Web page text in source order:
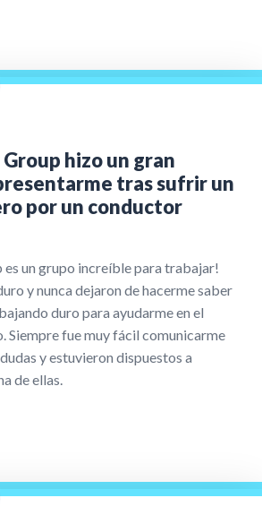
hizo un gran
tras sufrir un
por un conductor
es un grupo increíble para trabajar!
y nunca dejaron de hacerme saber
duro para ayudarme en el
Siempre fue muy fácil comunicarme
y estuvieron dispuestos a
de ellas.